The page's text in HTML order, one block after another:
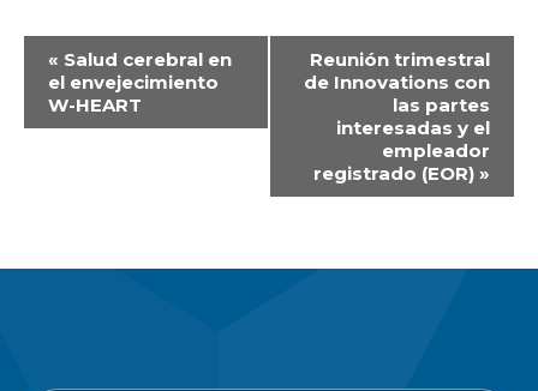
Navegación
del
Evento
« Salud cerebral en
el envejecimiento
W-HEART
Reunión trimestral
de Innovations con
las partes
interesadas y el
empleador
registrado (EOR) »